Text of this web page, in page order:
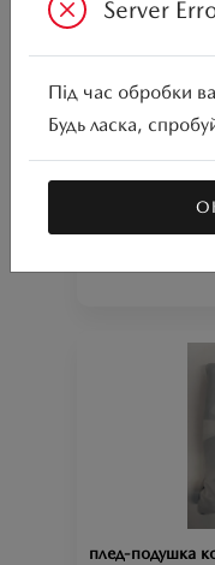
плед для
Ціна аксесуара
плед-подушка
Server
Під час обробки
Будь ласка,